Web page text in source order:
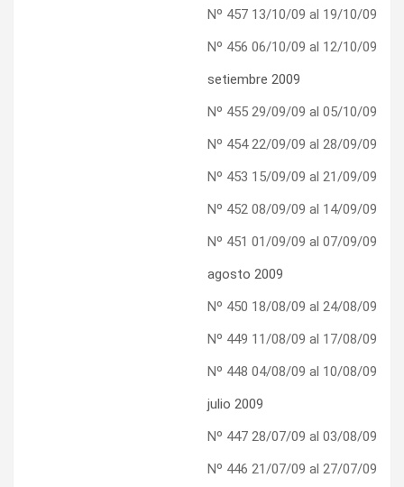
Nº 457 13/10/09 al 19/10/09
Nº 456 06/10/09 al 12/10/09
setiembre 2009
Nº 455 29/09/09 al 05/10/09
Nº 454 22/09/09 al 28/09/09
Nº 453 15/09/09 al 21/09/09
Nº 452 08/09/09 al 14/09/09
Nº 451 01/09/09 al 07/09/09
agosto 2009
Nº 450 18/08/09 al 24/08/09
Nº 449 11/08/09 al 17/08/09
Nº 448 04/08/09 al 10/08/09
julio 2009
Nº 447 28/07/09 al 03/08/09
Nº 446 21/07/09 al 27/07/09